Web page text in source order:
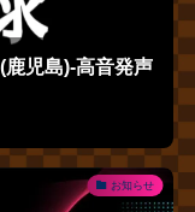
児島)‐高音発声
お知らせ